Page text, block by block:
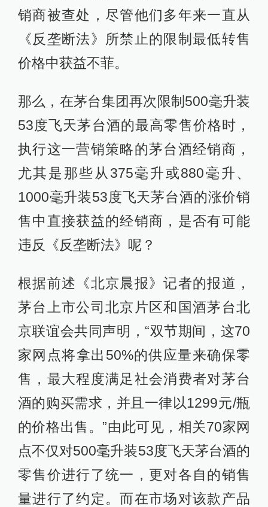
销商被查处，尽管他们多年来一直从
《反垄断法》所禁止的限制最低转售
价格中获益不菲。
那么，在茅台集团再次限制500毫升装
53度飞天茅台酒的最高零售价格时，
执行这一营销策略的茅台酒经销商，
尤其是那些从375毫升或880毫升、
1000毫升装53度飞天茅台酒的涨价销
售中直接获益的经销商，是否有可能
违反《反垄断法》呢？
根据前述《北京晨报》记者的报道，
茅台上市公司北京片区和国酒茅台北
京联谊会共同声明，“双节期间，这70
家网点将拿出50%的供应量来确保零
售，最大程度满足社会消费者对茅台
酒的购买需求，并且一律以1299元/瓶
的价格出售。”由此可见，相关70家网
点不仅对500毫升装53度飞天茅台酒的
零售价进行了统一，更对各自的销售
量进行了约定。而在市场对该款产品